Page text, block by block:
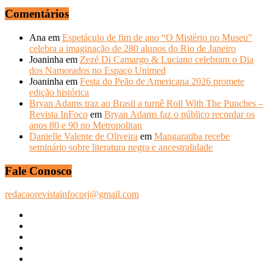
Comentários
Ana em Espetáculo de fim de ano “O Mistério no Museu”
celebra a imaginação de 280 alunos do Rio de Janeiro
Joaninha em Zezé Di Camargo & Luciano celebram o Dia
dos Namorados no Espaço Unimed
Joaninha em Festa do Peão de Americana 2026 promete
edição histórica
Bryan Adams traz ao Brasil a turnê Roll With The Punches –
Revista InFoco em Bryan Adams faz o público recordar os
anos 80 e 90 no Metropolitan
Danielle Valente de Oliveira em Mangaratiba recebe
seminário sobre literatura negra e ancestralidade
Fale Conosco
redacaorevistainfocorj@gmail.com